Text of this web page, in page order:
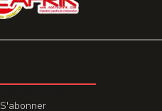
S'abonner